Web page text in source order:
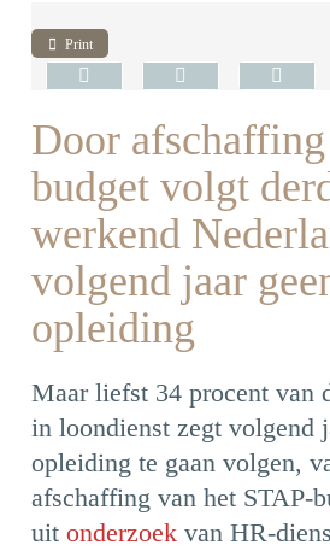
Print
Door
budget volgt
werkend
volgend jaar
opleiding
Maar liefst 34 procent van
in loondienst zegt volgend
opleiding te gaan volgen,
afschaffing van het STAP-
uitonderzoek van HR-